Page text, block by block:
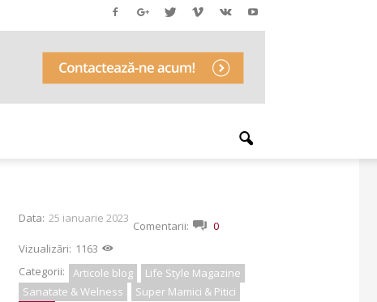
Data: 25 ianuarie 2023
Comentarii:
0
Vizualizări: 1163
Categorii:
Articole blog
Life Style Magazine
Sanatate & Welness
Super Mamici & Pitici